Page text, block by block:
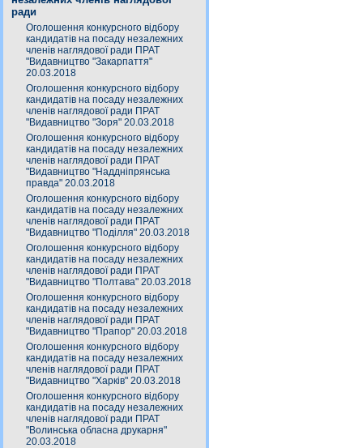
ради
Оголошення конкурсного відбору
кандидатів на посаду незалежних
членів наглядової ради ПРАТ
"Видавництво "Закарпаття"
20.03.2018
Оголошення конкурсного відбору
кандидатів на посаду незалежних
членів наглядової ради ПРАТ
"Видавництво "Зоря" 20.03.2018
Оголошення конкурсного відбору
кандидатів на посаду незалежних
членів наглядової ради ПРАТ
"Видавництво "Наддніпрянська
правда" 20.03.2018
Оголошення конкурсного відбору
кандидатів на посаду незалежних
членів наглядової ради ПРАТ
"Видавництво "Поділля" 20.03.2018
Оголошення конкурсного відбору
кандидатів на посаду незалежних
членів наглядової ради ПРАТ
"Видавництво "Полтава" 20.03.2018
Оголошення конкурсного відбору
кандидатів на посаду незалежних
членів наглядової ради ПРАТ
"Видавництво "Прапор" 20.03.2018
Оголошення конкурсного відбору
кандидатів на посаду незалежних
членів наглядової ради ПРАТ
"Видавництво "Харків" 20.03.2018
Оголошення конкурсного відбору
кандидатів на посаду незалежних
членів наглядової ради ПРАТ
"Волинська обласна друкарня"
20.03.2018